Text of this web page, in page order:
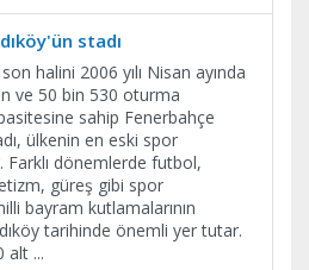
stadı
halini 2006 yılı Nisan ayında
ve 50 bin 530 oturma
sahip Fenerbahçe
ülkenin en eski spor
dönemlerde futbol,
güreş gibi spor
bayram kutlamalarının
tarihinde önemli yer tutar.
alt ...